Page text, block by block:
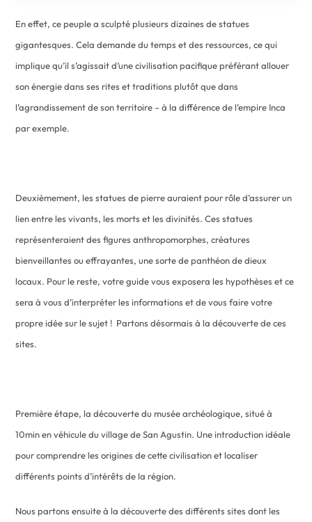
En effet, ce peuple a sculpté plusieurs dizaines de statues
gigantesques. Cela demande du temps et des ressources, ce qui
implique qu’il s’agissait d’une civilisation pacifique préférant allouer
son énergie dans ses rites et traditions plutôt que dans
l’agrandissement de son territoire – à la différence de l’empire Inca
par exemple.
Deuxièmement, les statues de pierre auraient pour rôle d’assurer un
lien entre les vivants, les morts et les divinités. Ces statues
représenteraient des figures anthropomorphes, créatures
bienveillantes ou effrayantes, une sorte de panthéon de dieux
locaux. Pour le reste, votre guide vous exposera les hypothèses et ce
sera à vous d’interpréter les informations et de vous faire votre
propre idée sur le sujet ! Partons désormais à la découverte de ces
sites.
Première étape, la découverte du musée archéologique, situé à
10min en véhicule du village de San Agustin. Une introduction idéale
pour comprendre les origines de cette civilisation et localiser
différents points d’intérêts de la région.
Nous partons ensuite à la découverte des différents sites dont les